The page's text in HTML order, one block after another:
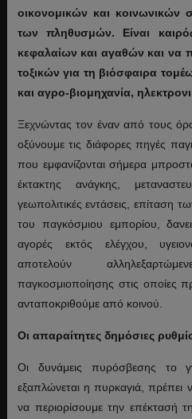
οικονομικών και
των πληθυσμών. Είναι
κεφαλαίων και αγαθών και να
τοξικών για τη βιόσφαιρα
και αγρο-βιομηχανία,
Ξεχνώντας τον έναν από τους
οξύνουμε τις διάφορες πηγές
που εμφανίζονται σήμερα
έκτακτης ανάγκης,
γεωπολιτικές εντάσεις, επίταση
του παγκόσμιου εμπορίου,
αγορές εκτός ελέγχου,
αποτελούν
παγκοσμιοποίησης στις οποίες
ανταποκριθούμε από κοινού.
Οι απαραίτητες δημόσιες
Οι δυνάμεις πυρόσβεσης το
εξαπλώνεται η πυρκαγιά,
να περιορίσουμε την επέκτασή